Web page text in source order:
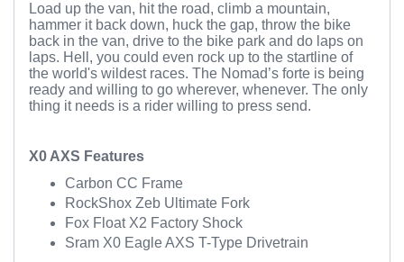
Load up the van, hit the road, climb a mountain,
hammer it back down, huck the gap, throw the bike
back in the van, drive to the bike park and do laps on
laps. Hell, you could even rock up to the startline of
the world's wildest races. The Nomad’s forte is being
ready and willing to go wherever, whenever. The only
thing it needs is a rider willing to press send.
X0 AXS Features
Carbon CC Frame
RockShox Zeb Ultimate Fork
Fox Float X2 Factory Shock
Sram X0 Eagle AXS T-Type Drivetrain